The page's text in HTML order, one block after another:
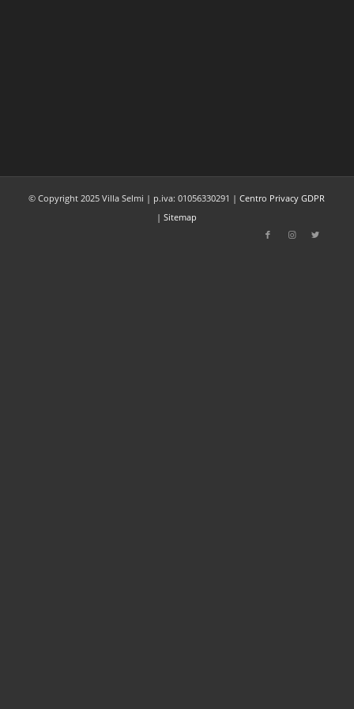
© Copyright 2025 Villa Selmi | p.iva: 01056330291 |Centro Privacy GDPR
|Sitemap